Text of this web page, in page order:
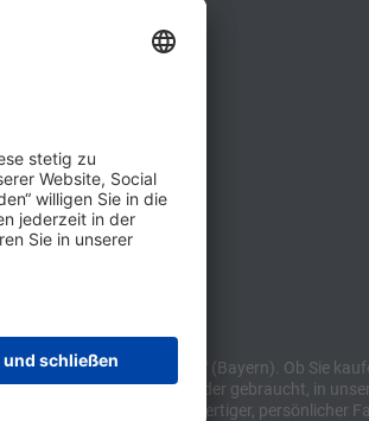
Ausfahrt "Sulzemoos" (Bayern). Ob Sie
Wohnmobil, ob neu oder gebraucht, in
inklusive hochwertiger, persönlicher